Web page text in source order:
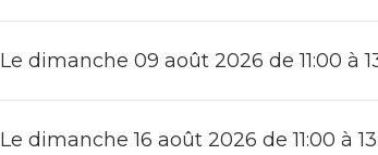
Le dimanche 09 août 2026 de 11:00 à
Le dimanche 16 août 2026 de 11:00 à